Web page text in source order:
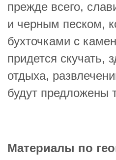
прежде всего,
и черным песком,
бухточками с
придется скучать,
отдыха,
будут предложены
Материалы по